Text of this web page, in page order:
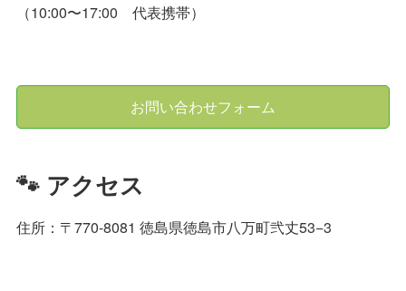
（10:00〜17:00 代表携帯）
お問い合わせフォーム
🐾 アクセス
住所：〒770-8081 徳島県徳島市八万町弐丈53−3